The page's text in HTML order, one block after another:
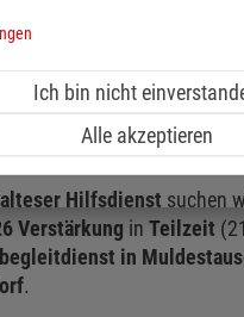
Jugendlichen? Du
Hilfsorganisation mit
werden?
bei uns genau richtig!
Hilfsdienst suchen
Verstärkung in Teilzeit
in
.
Ich bin nicht
Alle akzeptieren